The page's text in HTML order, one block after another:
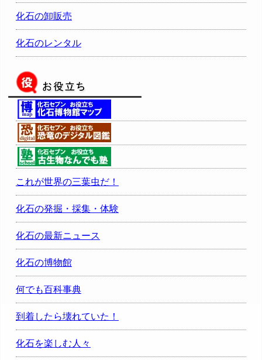
化石の卸販売
化石のレンタル
これが世界の三葉虫だ！
化石の発掘・採集・体験
化石の最新ニュース
化石の博物館
何でも百科事典
到着したら壊れていた！
化石を楽しむ人々